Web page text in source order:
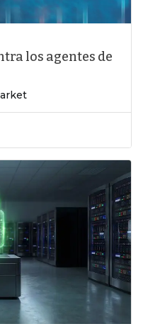
los agentes de